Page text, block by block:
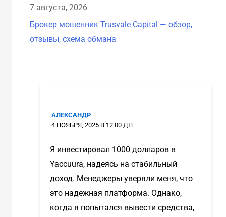
7 августа, 2026
Брокер мошенник Trusvale Capital — обзор,
отзывы, схема обмана
АЛЕКСАНДР
4 НОЯБРЯ, 2025 В 12:00 ДП
Я инвестировал 1000 долларов в
Yaccuura, надеясь на стабильный
доход. Менеджеры уверяли меня, что
это надежная платформа. Однако,
когда я попытался вывести средства,